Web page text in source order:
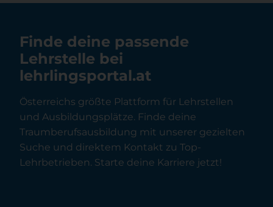
Finde deine passende
Lehrstelle bei
lehrlingsportal.at
Österreichs größte Plattform für Lehrstellen
und Ausbildungsplätze. Finde deine
Traumberufsausbildung mit unserer gezielten
Suche und direktem Kontakt zu Top-
Lehrbetrieben. Starte deine Karriere jetzt!